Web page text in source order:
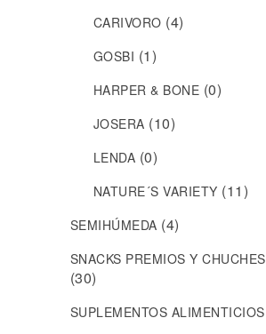
CARIVORO (4)
GOSBI (1)
HARPER & BONE (0)
JOSERA (10)
LENDA (0)
NATURE´S VARIETY (11)
SEMIHÚMEDA (4)
SNACKS PREMIOS Y CHUCHES
(30)
SUPLEMENTOS ALIMENTICIOS